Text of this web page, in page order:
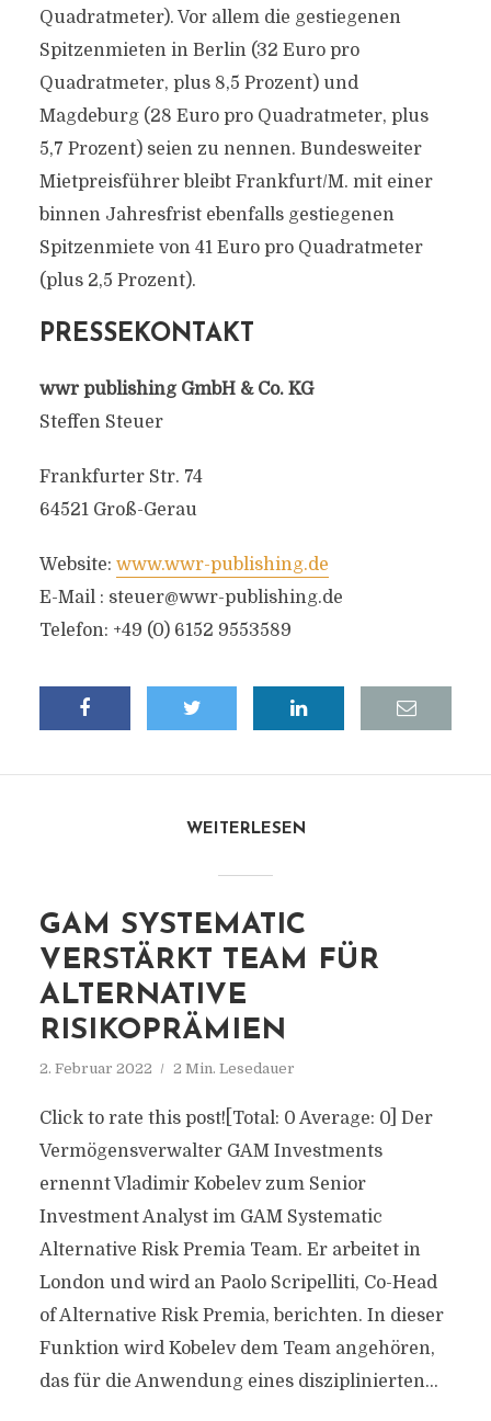
Quadratmeter). Vor allem die gestiegenen
Spitzenmieten in Berlin (32 Euro pro
Quadratmeter, plus 8,5 Prozent) und
Magdeburg (28 Euro pro Quadratmeter, plus
5,7 Prozent) seien zu nennen. Bundesweiter
Mietpreisführer bleibt Frankfurt/M. mit einer
binnen Jahresfrist ebenfalls gestiegenen
Spitzenmiete von 41 Euro pro Quadratmeter
(plus 2,5 Prozent).
PRESSEKONTAKT
wwr publishing GmbH & Co. KG
Steffen Steuer
Frankfurter Str. 74
64521 Groß-Gerau
Website: www.wwr-publishing.de
E-Mail : steuer@wwr-publishing.de
Telefon: +49 (0) 6152 9553589
WEITERLESEN
GAM SYSTEMATIC
VERSTÄRKT TEAM FÜR
ALTERNATIVE
RISIKOPRÄMIEN
2. Februar 2022 2 Min. Lesedauer
Click to rate this post![Total: 0 Average: 0] Der
Vermögensverwalter GAM Investments
ernennt Vladimir Kobelev zum Senior
Investment Analyst im GAM Systematic
Alternative Risk Premia Team. Er arbeitet in
London und wird an Paolo Scripelliti, Co-Head
of Alternative Risk Premia, berichten. In dieser
Funktion wird Kobelev dem Team angehören,
das für die Anwendung eines disziplinierten...